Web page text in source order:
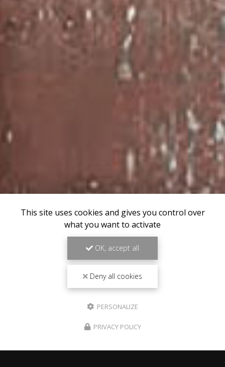
This site uses cookies and gives you control over
what you want to activate
OK, accept all
Deny all cookies
PERSONALIZE
PRIVACY POLICY